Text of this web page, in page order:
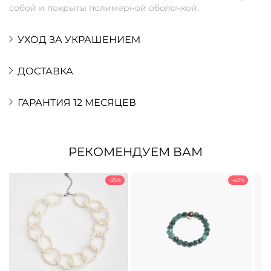
собой и покрыты полимерной оболочкой.
УХОД ЗА УКРАШЕНИЕМ
ДОСТАВКА
ГАРАНТИЯ 12 МЕСЯЦЕВ
РЕКОМЕНДУЕМ ВАМ
-25% -43%